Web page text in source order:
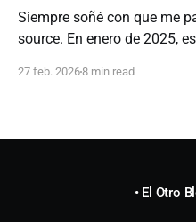
Siempre soñé con que me
source. En enero de 2025,
27 feb. 20268 min read
• El Otro